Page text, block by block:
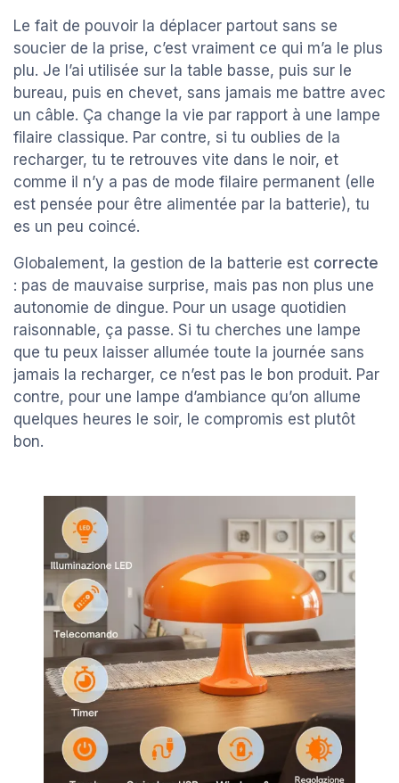
Le fait de pouvoir la déplacer partout sans se
soucier de la prise, c’est vraiment ce qui m’a le plus
plu. Je l’ai utilisée sur la table basse, puis sur le
bureau, puis en chevet, sans jamais me battre avec
un câble. Ça change la vie par rapport à une lampe
filaire classique. Par contre, si tu oublies de la
recharger, tu te retrouves vite dans le noir, et
comme il n’y a pas de mode filaire permanent (elle
est pensée pour être alimentée par la batterie), tu
es un peu coincé.
Globalement, la gestion de la batterie est correcte
: pas de mauvaise surprise, mais pas non plus une
autonomie de dingue. Pour un usage quotidien
raisonnable, ça passe. Si tu cherches une lampe
que tu peux laisser allumée toute la journée sans
jamais la recharger, ce n’est pas le bon produit. Par
contre, pour une lampe d’ambiance qu’on allume
quelques heures le soir, le compromis est plutôt
bon.